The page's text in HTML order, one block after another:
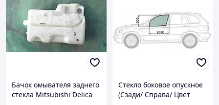
Бачок омывателя заднего
стекла Mitsubishi Delica
Стекло боковое опускное
(Сзади/ Справа/ Цвет